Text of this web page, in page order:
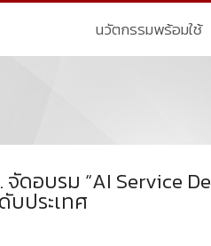
นวัตกรรมพร้อมใช้
จัดอบรม “AI Service
บประเทศ